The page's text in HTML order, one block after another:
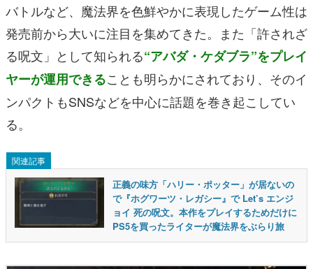
バトルなど、魔法界を色鮮やかに表現したゲーム性は
発売前から大いに注目を集めてきた。また「許されざ
る呪文」として知られる“アバダ・ケダブラ”をプレイ
ヤーが運用できることも明らかにされており、そのイ
ンパクトもSNSなどを中心に話題を巻き起こしてい
る。
関連記事
正義の味方「ハリー・ポッター」が居ないの
で『ホグワーツ・レガシー』で Let’s エンジ
ョイ 死の呪文。本作をプレイするためだけに
PS5を買ったライターが魔法界をぶらり旅